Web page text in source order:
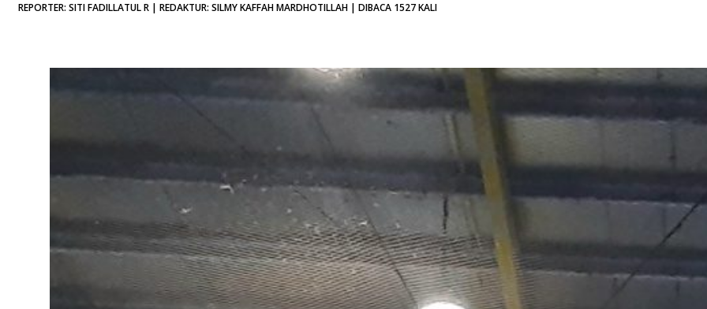
REPORTER: SITI FADILLATUL R | REDAKTUR: SILMY KAFFAH MARDHOTILLAH | DIBACA 1527 KALI